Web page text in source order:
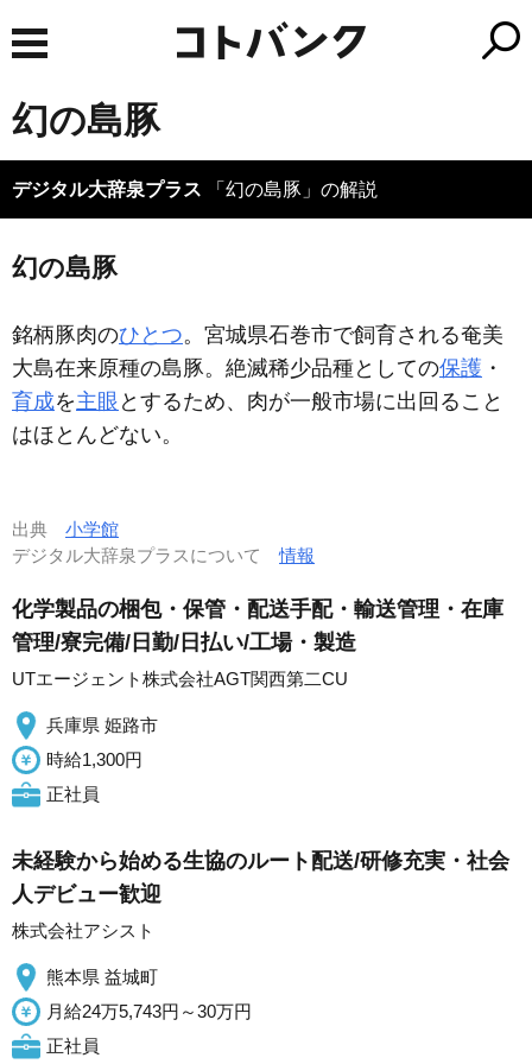
幻の島豚
デジタル大辞泉プラス 「幻の島豚」の解説
幻の島豚
銘柄豚肉のひとつ。宮城県石巻市で飼育される奄美
大島在来原種の島豚。絶滅稀少品種としての保護 ・
育成を主眼 とするため、肉が一般市場に出回ること
はほとんどない。
出典 小学館
デジタル大辞泉プラスについて情報
化学製品の梱包・保管・配送手配・輸送管理・在庫
管理/寮完備/日勤/日払い/工場・製造
UTエージェント株式会社AGT関西第二CU
兵庫県 姫路市
時給1,300円
正社員
未経験から始める生協のルート配送/研修充実・社会
人デビュー歓迎
株式会社アシスト
熊本県 益城町
月給24万5,743円～30万円
正社員